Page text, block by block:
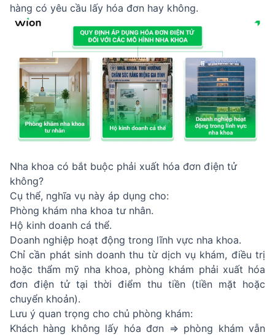
hàng có yêu cầu lấy hóa đơn hay không.
Nha khoa có bắt buộc phải xuất hóa đơn điện tử
không?
Cụ thể, nghĩa vụ này áp dụng cho:
Phòng khám nha khoa tư nhân.
Hộ kinh doanh cá thể.
Doanh nghiệp hoạt động trong lĩnh vực nha khoa.
Chỉ cần phát sinh doanh thu từ dịch vụ khám, điều trị
hoặc thẩm mỹ nha khoa, phòng khám phải xuất hóa
đơn điện tử tại thời điểm thu tiền (tiền mặt hoặc
chuyển khoản).
Lưu ý quan trọng cho chủ phòng khám:
Khách hàng không lấy hóa đơn ⇒ phòng khám vẫn